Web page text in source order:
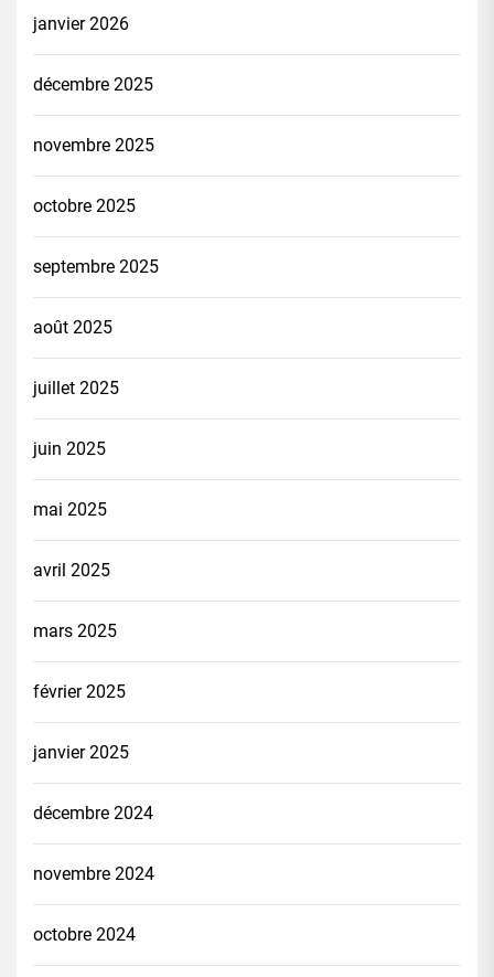
janvier 2026
décembre 2025
novembre 2025
octobre 2025
septembre 2025
août 2025
juillet 2025
juin 2025
mai 2025
avril 2025
mars 2025
février 2025
janvier 2025
décembre 2024
novembre 2024
octobre 2024